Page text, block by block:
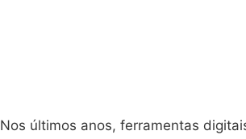
Nos últimos anos, ferramentas